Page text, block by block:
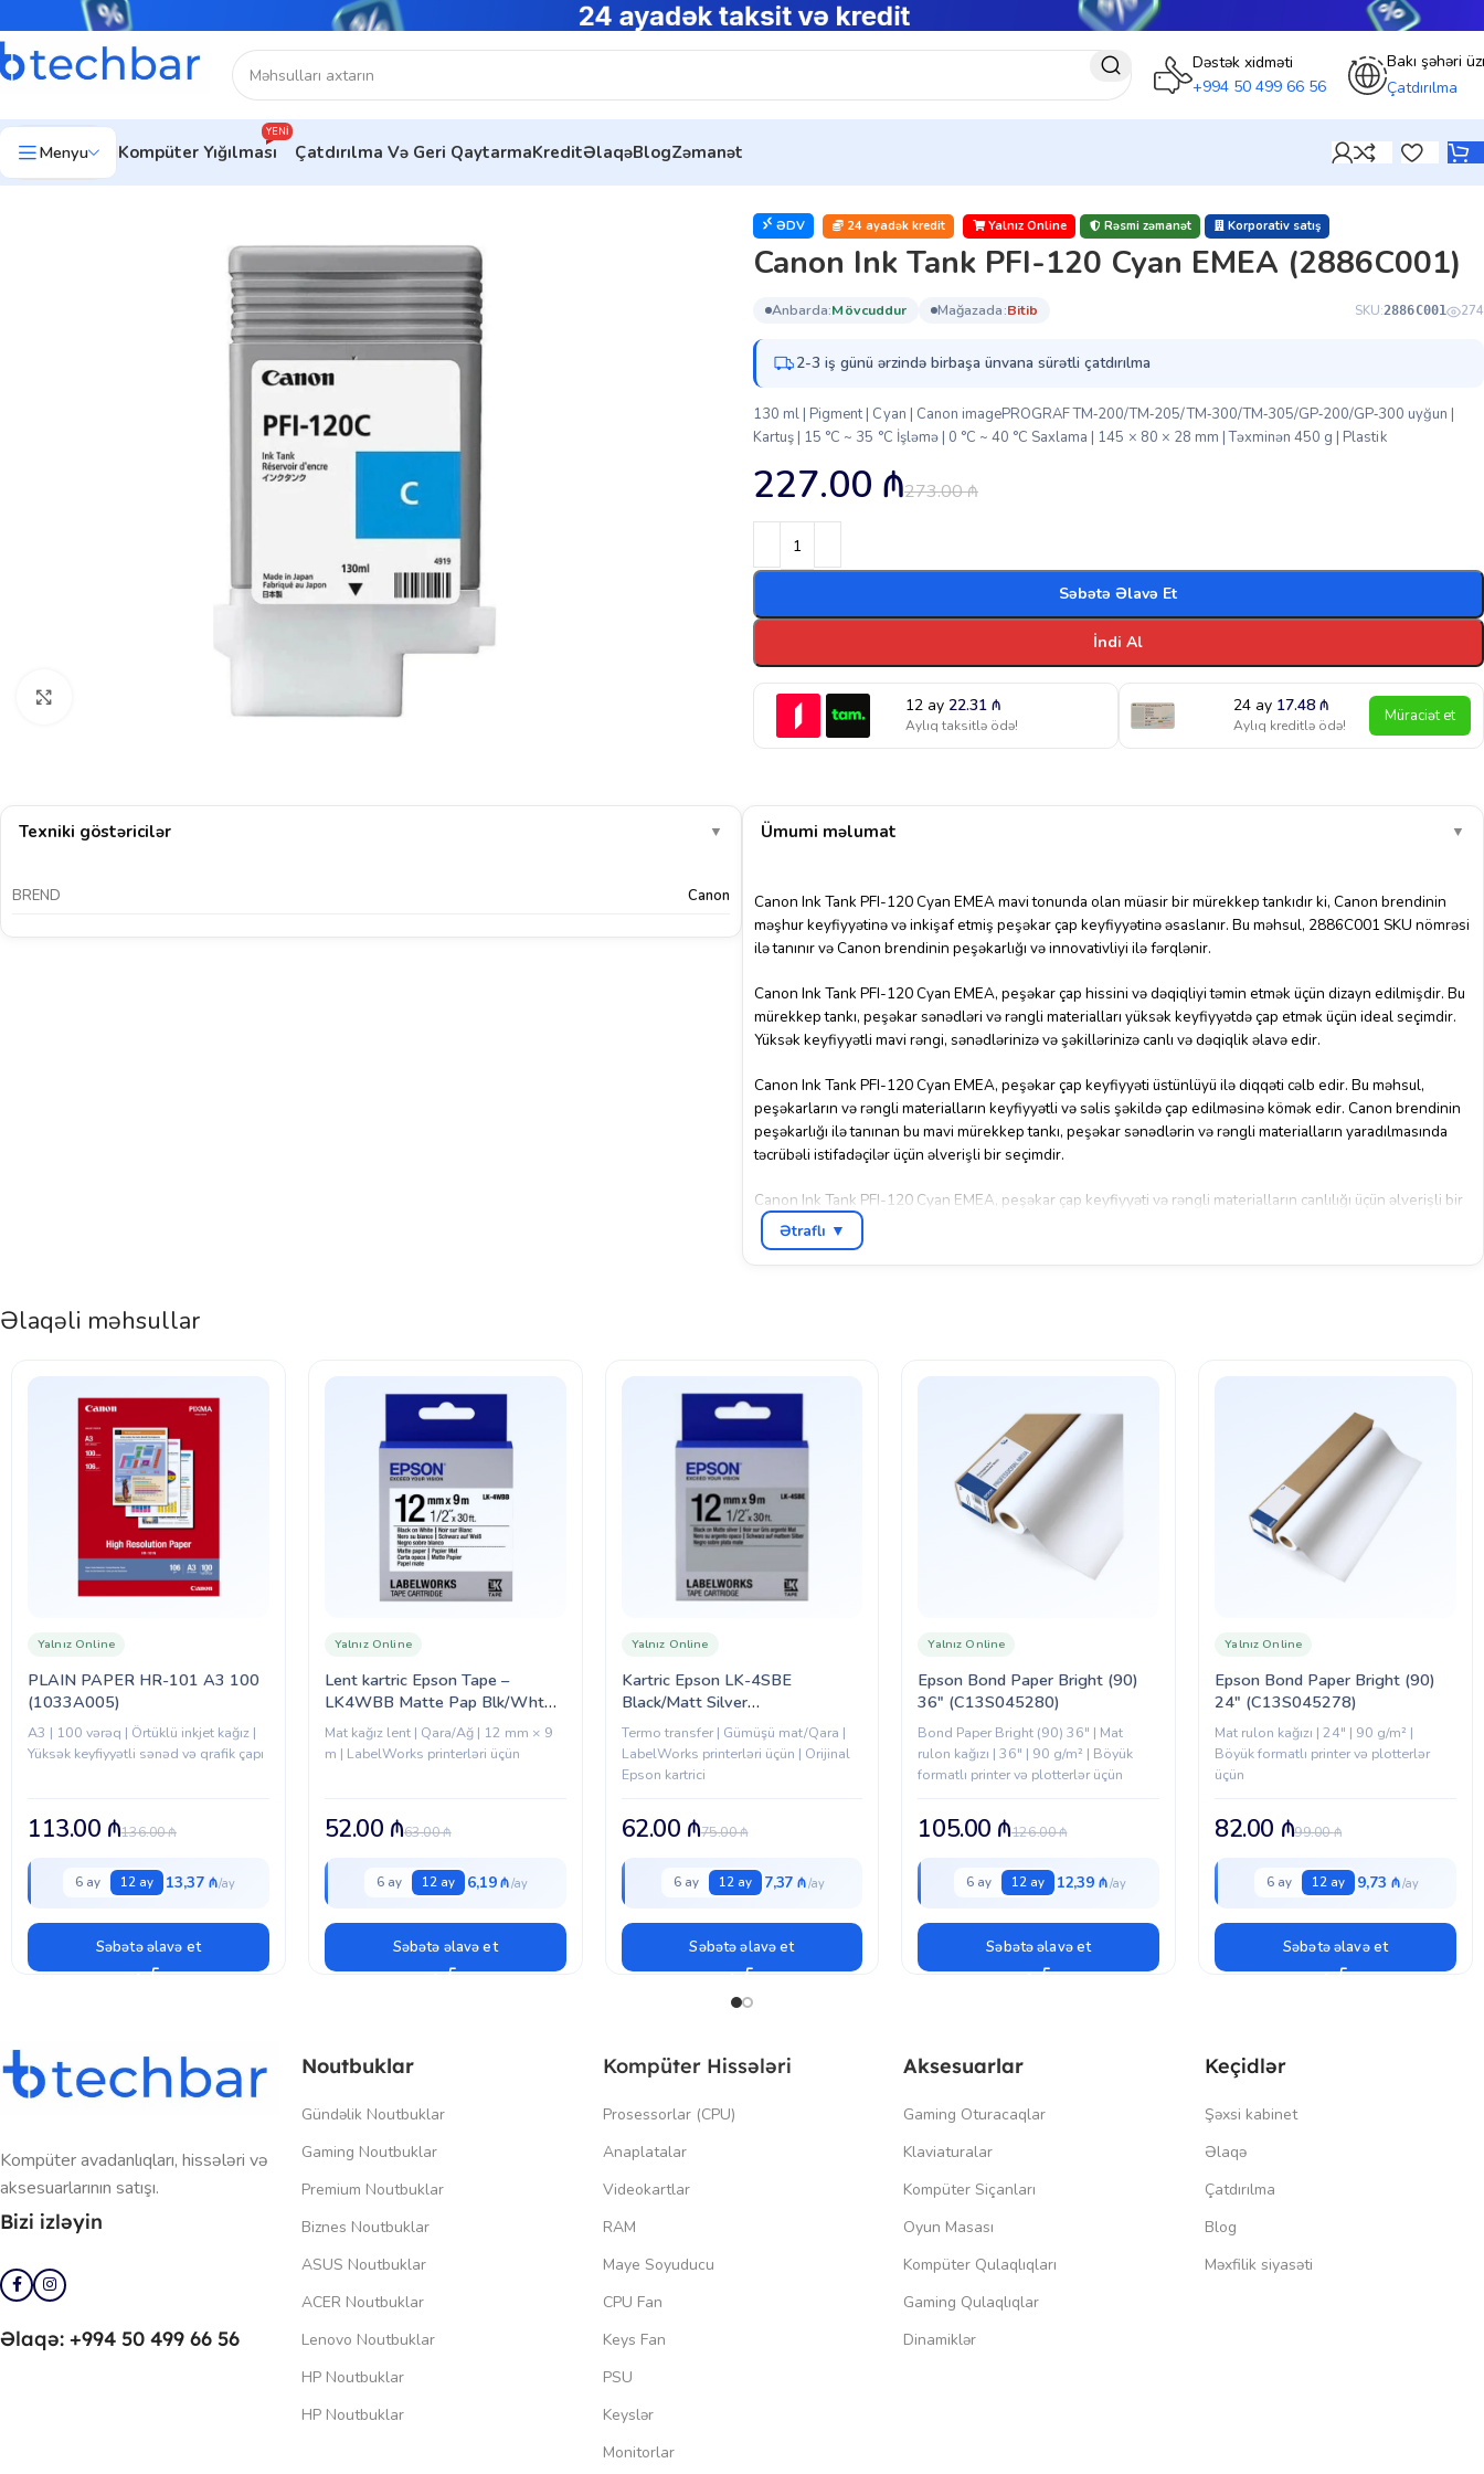
Dəstək xidməti
+994 50 499 66 56
Bakı şəhəri
Çatdırılma
Menyu Kompüter Yığılması
YENI
Çatdırılma Və Geri QaytarmaKreditƏlaqəBlogZəmanət
Ev Çap avadanlıqları
ƏDV 24 ayadək kredit Yalnız Online Rəsmi zəmanət Korporativ satış
Canon Ink Tank PFI-120 Cyan EMEA (2886C001)
anbarda: mövcuddur mağazada: bi̇ti̇b SKU:2886C001 274
2-3 iş günü ərzində birbaşa ünvana sürətli çatdırılma
130 ml | Pigment | Cyan | Canon imagePROGRAF TM‑200/TM‑205/TM‑300/TM‑305/GP‑200/GP‑300 uyğun |
Kartuş | 15 °C ~ 35 °C İşləmə | 0 °C ~ 40 °C Saxlama | 145 × 80 × 28 mm | Təxminən 450 g | Plastik
273.00₼
227.00 ₼
Səbətə Əlavə Et
İndi Al
12 ay22.31₼
Aylıq taksitlə ödə!
24 ay 17.48₼
Aylıq kreditlə ödə! Müraciət et
Texniki göstəricilər ▼
BREND Canon
Ümumi məlumat ▼
Canon Ink Tank PFI-120 Cyan EMEA mavi tonunda olan müasir bir mürekkep tankıdır ki, Canon brendinin
məşhur keyfiyyətinə və inkişaf etmiş peşəkar çap keyfiyyətinə əsaslanır. Bu məhsul, 2886C001 SKU nömrəsi
ilə tanınır və Canon brendinin peşəkarlığı və innovativliyi ilə fərqlənir.
Canon Ink Tank PFI-120 Cyan EMEA, peşəkar çap hissini və dəqiqliyi təmin etmək üçün dizayn edilmişdir. Bu
mürekkep tankı, peşəkar sənədləri və rəngli materialları yüksək keyfiyyətdə çap etmək üçün ideal seçimdir.
Yüksək keyfiyyətli mavi rəngi, sənədlərinizə və şəkillərinizə canlı və dəqiqlik əlavə edir.
Canon Ink Tank PFI-120 Cyan EMEA, peşəkar çap keyfiyyəti üstünlüyü ilə diqqəti cəlb edir. Bu məhsul,
peşəkarların və rəngli materialların keyfiyyətli və səlis şəkildə çap edilməsinə kömək edir. Canon brendinin
peşəkarlığı ilə tanınan bu mavi mürekkep tankı, peşəkar sənədlərin və rəngli materialların yaradılmasında
təcrübəli istifadəçilər üçün əlverişli bir seçimdir.
Canon Ink Tank PFI-120 Cyan EMEA, peşəkar çap keyfiyyəti və rəngli materialların canlılığı üçün əlverişli bir
seçimdir.
Ətraflı ▼
Əlaqəli məhsullar
PLAIN PAPER HR-101 A3 100
(1033A005)
Yalnız Online
A3 | 100 vərəq | Örtüklü inkjet kağız |
Yüksək keyfiyyətli sənəd və qrafik çapı
136.00₼
113.00 ₼
6 ay 12 ay 13,37 ₼
Səbətə əlavə et
Lent kartric Epson Tape –
LK4WBB Matte Pap Blk/Wht
12/9 (C53S654023)
Yalnız Online
Mat kağız lent | Qara/Ağ | 12 mm × 9
m | LabelWorks printerləri üçün
63.00₼
52.00 ₼
6 ay 12 ay 6,19 ₼
Səbətə əlavə et
Kartric Epson LK-4SBE
Black/Matt Silver
(C53S654017)
Yalnız Online
Termo transfer | Gümüşü mat/Qara |
LabelWorks printerləri üçün | Orijinal
Epson kartrici
75.00₼
62.00 ₼
6 ay 12 ay 7,37 ₼
Səbətə əlavə et
Epson Bond Paper Bright (90)
36″ (C13S045280)
Yalnız Online
Bond Paper Bright (90) 36" | Mat
rulon kağızı | 36" | 90 g/m² | Böyük
formatlı printer və plotterlər üçün
126.00₼
105.00 ₼
6 ay 12 ay 12,39 ₼
Səbətə əlavə et
Epson Bond Paper Bright (90)
24″ (C13S045278)
Yalnız Online
Mat rulon kağızı | 24" | 90 g/m² |
Böyük formatlı printer və plotterlər
üçün
99.00₼
82.00 ₼
6 ay 12 ay 9,73 ₼
Səbətə əlavə et
Kompüter avadanlıqları, hissələri və
aksesuarlarının satışı.
Bizi izləyin
Əlaqə: +994 50 499 66 56
Noutbuklar
Gündəlik Noutbuklar
Gaming Noutbuklar
Premium Noutbuklar
Biznes Noutbuklar
ASUS Noutbuklar
ACER Noutbuklar
Lenovo Noutbuklar
HP Noutbuklar
HP Noutbuklar
Kompüter Hissələri
Prosessorlar (CPU)
Anaplatalar
Videokartlar
RAM
Maye Soyuducu
CPU Fan
Keys Fan
PSU
Keyslər
Monitorlar
Aksesuarlar
Gaming Oturacaqlar
Klaviaturalar
Kompüter Siçanları
Oyun Masası
Kompüter Qulaqlıqları
Gaming Qulaqlıqlar
Dinamiklər
Keçidlər
Şəxsi kabinet
Əlaqə
Çatdırılma
Blog
Məxfilik siyasəti